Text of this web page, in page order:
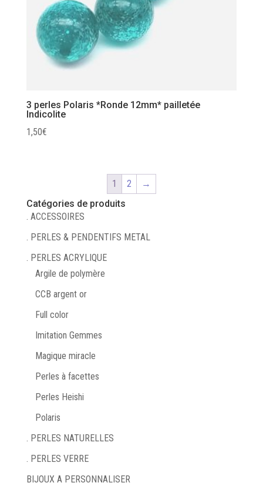
3 perles Polaris *Ronde 12mm* pailletée
Indicolite
1,50€
1 2
→
Catégories de produits
. ACCESSOIRES
. PERLES & PENDENTIFS METAL
. PERLES ACRYLIQUE
Argile de polymère
CCB argent or
Full color
Imitation Gemmes
Magique miracle
Perles à facettes
Perles Heishi
Polaris
. PERLES NATURELLES
. PERLES VERRE
BIJOUX A PERSONNALISER